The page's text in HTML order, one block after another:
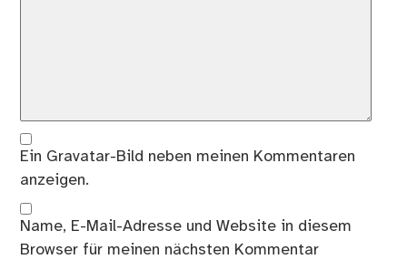
Ein Gravatar-Bild neben meinen Kommentaren
anzeigen.
Name, E-Mail-Adresse und Website in diesem
Browser für meinen nächsten Kommentar